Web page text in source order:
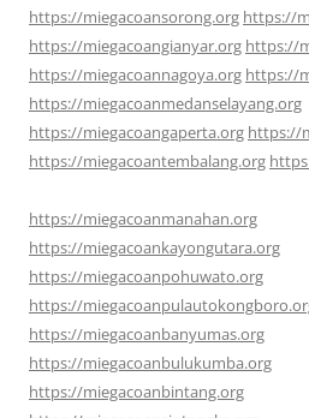
https://miegacoansorong.org https://
https://miegacoangianyar.org https://
https://miegacoannagoya.org https://
https://miegacoanmedanselayang.org
https://miegacoangaperta.org https://
https://miegacoantembalang.org
https://miegacoanmanahan.org
https://miegacoankayongutara.org
https://miegacoanpohuwato.org
https://
https://miegacoanbanyumas.org
https://miegacoanbulukumba.org
https://miegacoanbintang.org